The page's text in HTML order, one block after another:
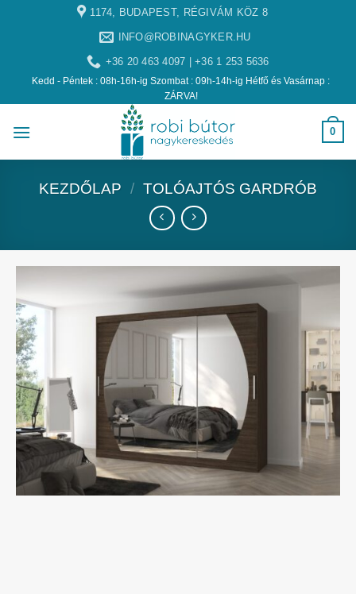
1174, BUDAPEST, RÉGIVÁM KÖZ 8
INFO@ROBINAGYKER.HU
+36 20 463 4097 | +36 1 253 5636
Kedd - Péntek : 08h-16h-ig Szombat : 09h-14h-ig Hétfő és Vasárnap :
ZÁRVA!
0
KEZDŐLAP / TOLÓAJTÓS GARDRÓB